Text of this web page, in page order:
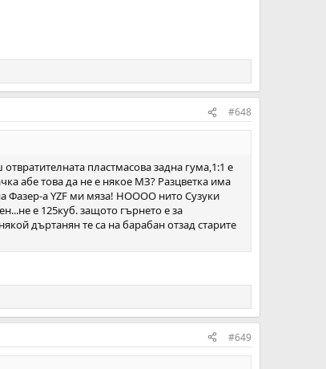
#648
пластмасова задна гума,1:1 е
абе това да не е някое МЗ? Разцветка има
Фазер-а YZF ми мяза! НОООО нито Сузуки
е 125куб. защото гърнето е за
дъртанян те са на барабан отзад старите
#649